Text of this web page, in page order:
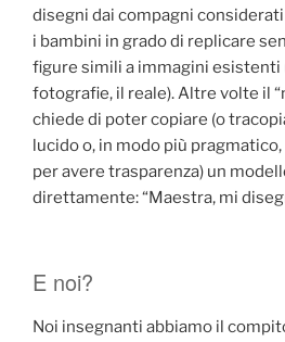
disegni dai compagni
i bambini in grado di replicare
figure simili a immagini esistenti
fotografie, il reale). Altre volte il
chiede di poter copiare (o
lucido o, in modo più
per avere trasparenza) un
direttamente: “Maestra, mi
E noi?
Noi insegnanti abbiamo il